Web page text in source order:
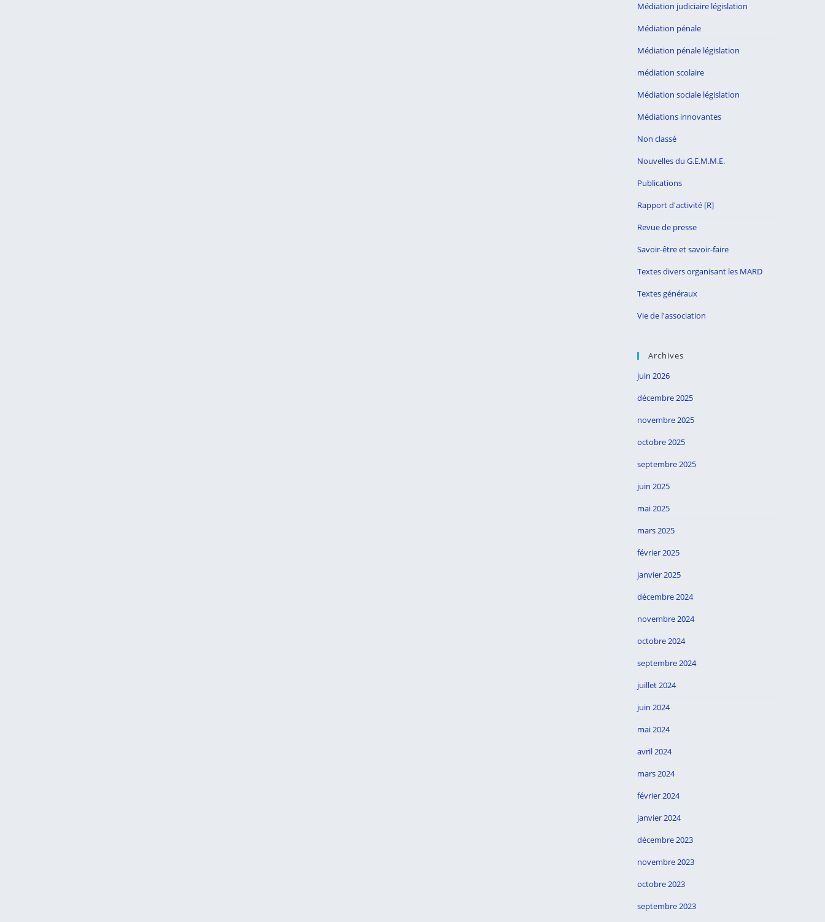
Médiation judiciaire législation
Médiation pénale
Médiation pénale législation
médiation scolaire
Médiation sociale législation
Médiations innovantes
Non classé
Nouvelles du G.E.M.M.E.
Publications
Rapport d'activité [R]
Revue de presse
Savoir-être et savoir-faire
Textes divers organisant les MARD
Textes généraux
Vie de l'association
Archives
juin 2026
décembre 2025
novembre 2025
octobre 2025
septembre 2025
juin 2025
mai 2025
mars 2025
février 2025
janvier 2025
décembre 2024
novembre 2024
octobre 2024
septembre 2024
juillet 2024
juin 2024
mai 2024
avril 2024
mars 2024
février 2024
janvier 2024
décembre 2023
novembre 2023
octobre 2023
septembre 2023